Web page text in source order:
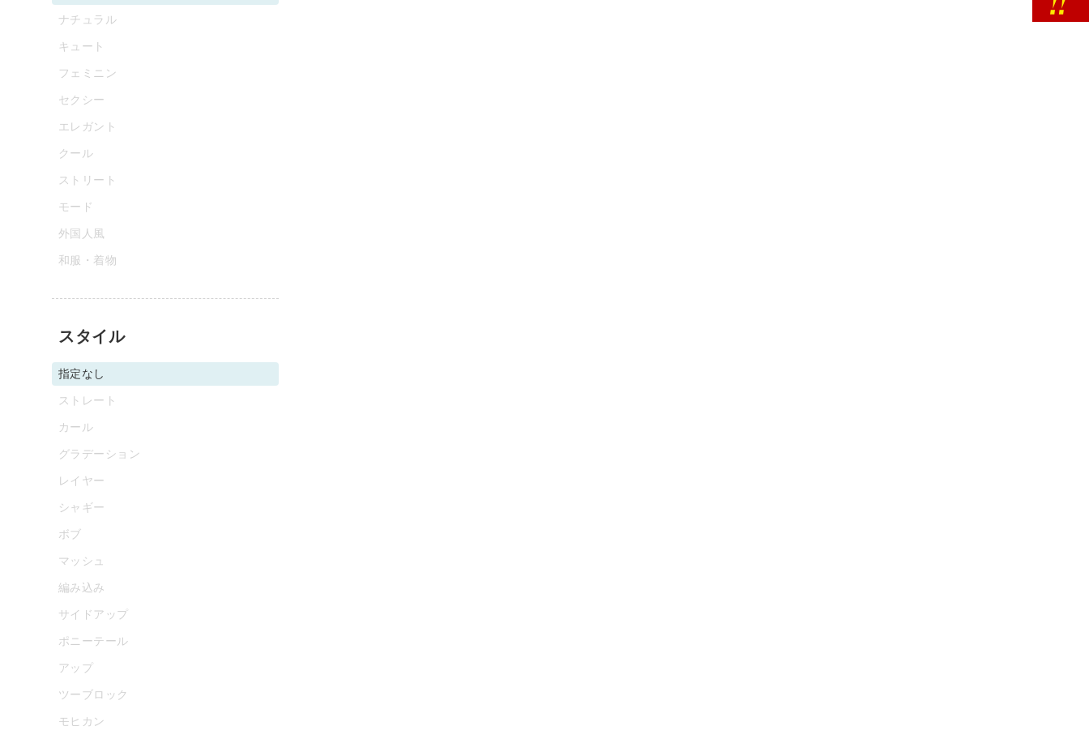
ナチュラル
キュート
フェミニン
セクシー
エレガント
クール
ストリート
モード
外国人風
和服・着物
スタイル
指定なし
ストレート
カール
グラデーション
レイヤー
シャギー
ボブ
マッシュ
編み込み
サイドアップ
ポニーテール
アップ
ツーブロック
モヒカン